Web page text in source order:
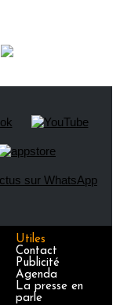
Utiles
Contact
Publicité
Agenda
La presse en
parle